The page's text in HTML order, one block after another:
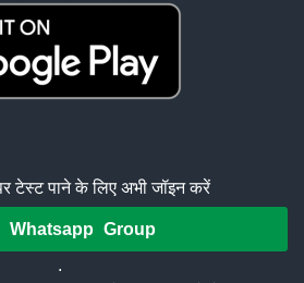
टेस्ट पाने के लिए अभी जॉइन करें
Whatsapp Group
.